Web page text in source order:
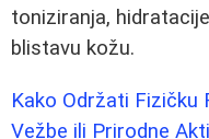
toniziranja,
blistavu kožu.
Kako Održati Fizičku
Vežbe ili Prirodne